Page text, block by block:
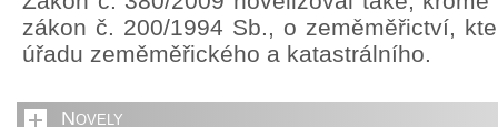
zákon č. 200/1994 Sb., o zeměměřictví,
úřadu zeměměřického a katastrálního.
Novely